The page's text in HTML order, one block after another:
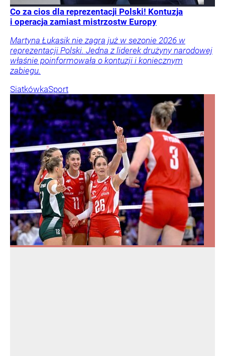
Co za cios dla reprezentacji Polski! Kontuzja
i operacja zamiast mistrzostw Europy
Martyna Łukasik nie zagra już w sezonie 2026 w
reprezentacji Polski. Jedna z liderek drużyny narodowej
właśnie poinformowała o kontuzji i koniecznym
zabiegu.
SiatkówkaSport